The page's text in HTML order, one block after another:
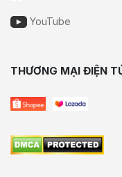
YouTube
THƯƠNG MẠI ĐIỆN